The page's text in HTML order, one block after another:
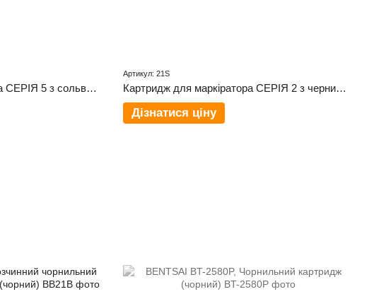
Картридж для маркіратора СЕРІЯ 5 з сольвентними чорнилами SOJET - 53SY
Артикул: 21S
Картридж для маркіратора СЕРІЯ 2 з чернилами на водній основі SOJET 21S (з пігментом)
Дізнатися ціну